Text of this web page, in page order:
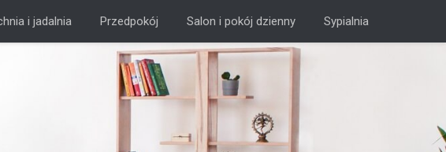
i jadalnia Przedpokój Salon i pokój dzienny Sypialnia